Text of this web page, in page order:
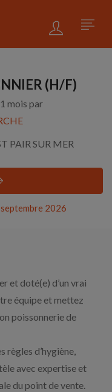
(H/F)
mois par
PAIR SUR MER
2026
et doté(e) d’un vrai
équipe et mettez
poissonnerie de
règles d’hygiène,
avec expertise et
du point de vente.